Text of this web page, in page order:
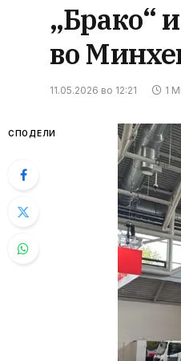
„Брако“
во
11.05.2026 во 12:21 1
СПОДЕЛИ